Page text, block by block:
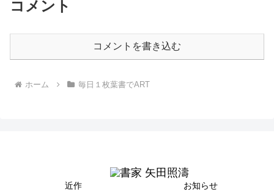
コメント
コメントを書き込む
ホーム 毎日１枚葉書でART
近作
お知らせ